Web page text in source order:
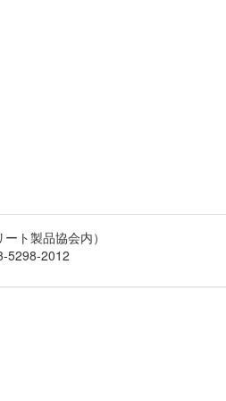
ト製品協会内）
5298-2012